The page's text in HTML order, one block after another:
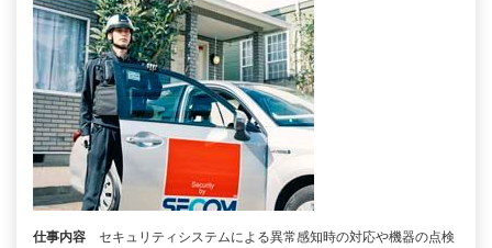
仕事内容
セキュリティシステムによる異常感知時の対応や機器の点検